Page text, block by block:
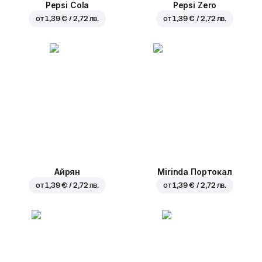
Pepsi Cola
от1,39 € / 2,72 лв.
Pepsi Zero
от1,39 € / 2,72 лв.
Айрян
от1,39 € / 2,72 лв.
Mirinda Портокал
от1,39 € / 2,72 лв.